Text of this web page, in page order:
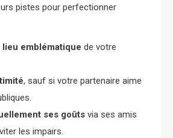
pistes pour perfectionner
emblématique de votre
, sauf si votre partenaire aime
ses goûts via ses amis
les impairs.